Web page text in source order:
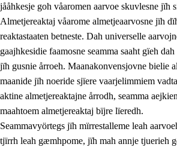
1. Lïerehtimmien aarvoevåarome
1.1 Almetjeaarvoe
1.2 Identiteete jïh kulturellen
1.3 Laejhtehks ussjedimmie jïh
1.4
Skaepiedimmievoeteaavoe,
goerehtimmievæljoe
1.5 Eatnemem krööhkestidh jïh
jååhkesje goh våaromen aarvoe skuvlesne jïh
Almetjereaktaj våarome almetjeaarvosne jïh
reaktastaaten betneste. Dah universelle
gaajhkesidie faamosne seamma saaht gïeh
jïh gusnie årroeh. Maanakonvensjovne bielie
maanide jïh noeride sjïere vaarjelimmiem
aktine almetjereaktajne årrodh, seamma
maahtoem almetjereaktaj bïjre lïeredh.
Seammavyörtegs jïh mïrrestalleme leah
tjïrrh leah gæmhpome, jïh mah annje tjuerieh